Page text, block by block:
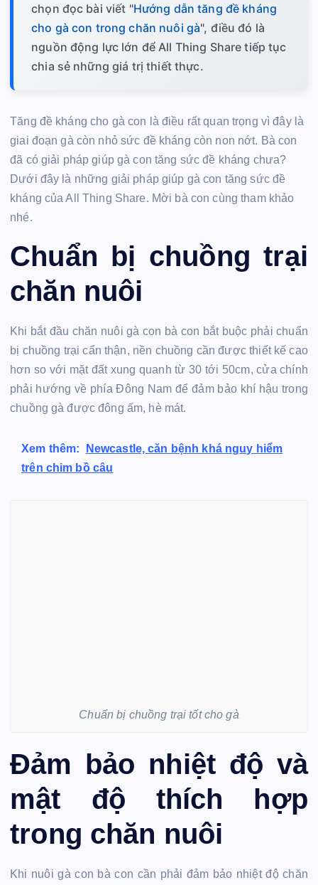
chọn đọc bài viết "Hướng dẫn tăng đề kháng
cho gà con trong chăn nuôi gà", điều đó là
nguồn động lực lớn để All Thing Share tiếp tục
chia sẻ những giá trị thiết thực.
Tăng đề kháng cho gà con là điều rất quan trọng vì đây là
giai đoạn gà còn nhỏ sức đề kháng còn non nớt. Bà con
đã có giải pháp giúp gà con tăng sức đề kháng chưa?
Dưới đây là những giải pháp giúp gà con tăng sức đề
kháng của All Thing Share. Mời bà con cùng tham khảo
nhé.
Chuẩn bị chuồng trại
chăn nuôi
Khi bắt đầu chăn nuôi gà con bà con bắt buộc phải chuẩn
bị chuồng trại cẩn thận, nền chuồng cần được thiết kế cao
hơn so với mặt đất xung quanh từ 30 tới 50cm, cửa chính
phải hướng về phía Đông Nam để đảm bảo khí hậu trong
chuồng gà được đông ấm, hè mát.
Xem thêm:
Newcastle, căn bệnh khá nguy hiểm
trên chim bồ câu
Chuẩn bị chuồng trại tốt cho gà
Đảm bảo nhiệt độ và
mật độ thích hợp
trong chăn nuôi
Khi nuôi gà con bà con cần phải đảm bảo nhiệt độ chăn